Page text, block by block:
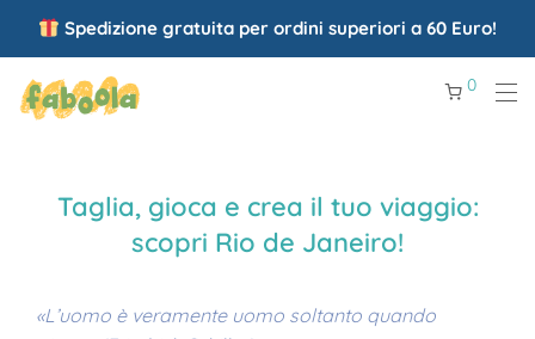
Spedizione gratuita per ordini superiori a 60 Euro!
0
Taglia, gioca e crea il tuo viaggio:
scopri Rio de Janeiro!
«L’uomo è veramente uomo soltanto quando